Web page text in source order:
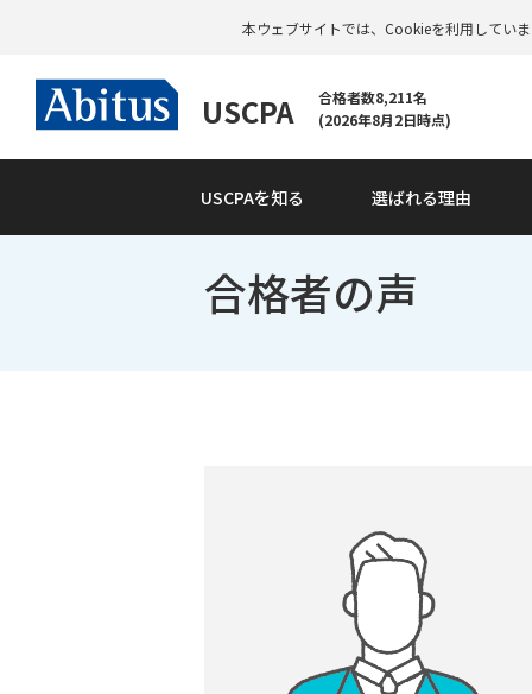
本ウェブサイトでは、Cookieを利用してい
USCPA
合格者数8,211名
(2026年8月2日時点)
USCPAを知る 選ばれる理由
合格者の声